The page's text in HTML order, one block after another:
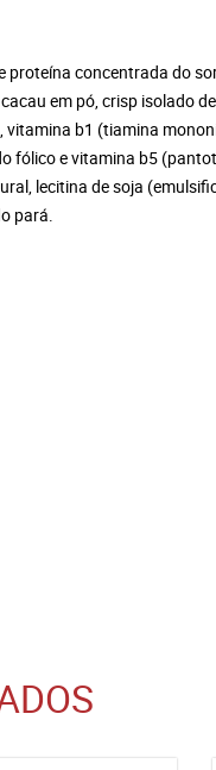
concentrada do
em pó, crisp isolado
b1 (tiamina
e vitamina b5
lecitina de soja
pará.